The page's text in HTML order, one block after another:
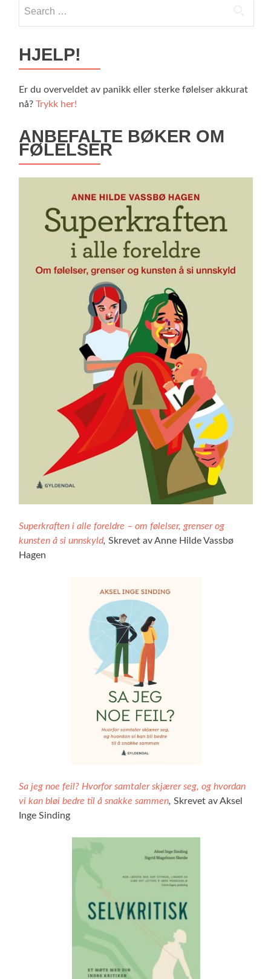
for:
HJELP!
Er du overveldet av panikk eller sterke følelser akkurat
nå? Trykk her!
ANBEFALTE BØKER OM
FØLELSER
Superkraften i alle foreldre – om følelser, grenser og
kunsten å si unnskyld, Skrevet av Anne Hilde Vassbø
Hagen
Sa jeg noe feil? Hvorfor samtaler skjærer seg, og hvordan
vi kan bløi bedre til å snakke sammen, Skrevet av Aksel
Inge Sinding